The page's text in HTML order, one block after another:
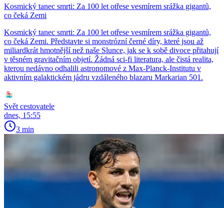
Kosmický tanec smrti: Za 100 let otřese vesmírem srážka gigantů,
co čeká Zemi
Kosmický tanec smrti: Za 100 let otřese vesmírem srážka gigantů,
co čeká Zemi. Představte si monstrózní černé díry, které jsou až
miliardkrát hmotnější než naše Slunce, jak se k sobě divoce přitahují
v těsném gravitačním objetí. Žádná sci-fi literatura, ale čistá realita,
kterou nedávno odhalili astronomové z Max-Planck-Institutu v
aktivním galaktickém jádru vzdáleného blazaru Markarian 501.
Svět cestovatele
dnes, 15:55
3 min